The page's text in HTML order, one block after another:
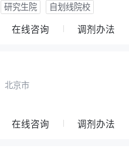
研究生院 自划线院校
在线咨询 调剂办法
北京市
在线咨询 调剂办法